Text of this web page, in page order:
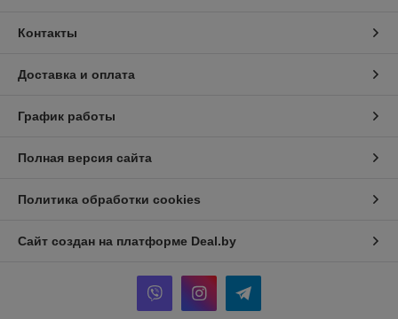
Контакты
Доставка и оплата
График работы
Полная версия сайта
Политика обработки cookies
Сайт создан на платформе Deal.by